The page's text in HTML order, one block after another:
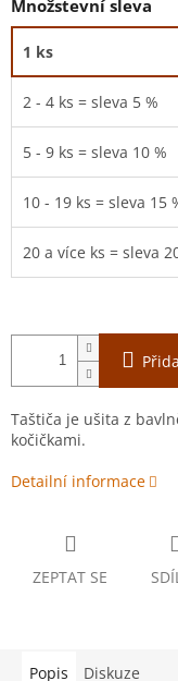
Množstevní sleva
1 ks
2 - 4 ks = sleva 5 %
5 - 9 ks = sleva 10 %
10 - 19 ks = sleva 15
20 a více ks = sleva
Taštiča je ušita z
kočičkami.
Detailní informace
ZEPTAT SE
Popis Diskuze